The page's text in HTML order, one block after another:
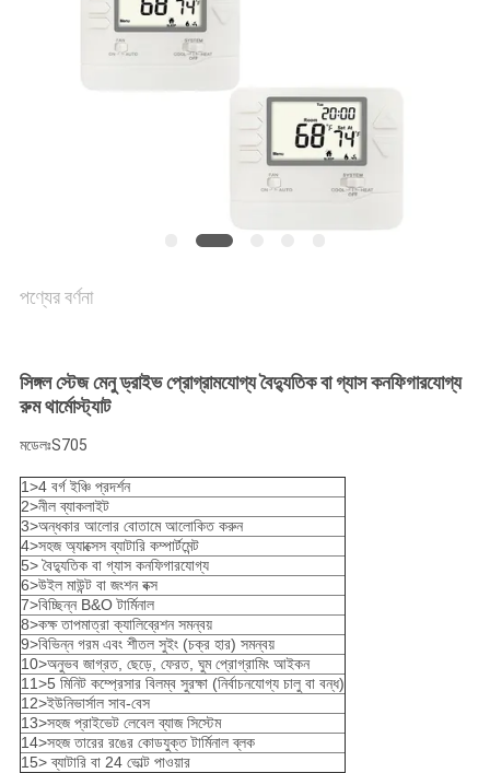
পণ্যের বর্ণনা
সিঙ্গল স্টেজ মেনু ড্রাইভ প্রোগ্রামযোগ্য বৈদ্যুতিক বা গ্যাস কনফিগারযোগ্য
রুম থার্মোস্ট্যাট
মডেলঃS705
1>4 বর্গ ইঞ্চি প্রদর্শন
2>নীল ব্যাকলাইট
3>অন্ধকার আলোর বোতামে আলোকিত করুন
4>সহজ অ্যাক্সেস ব্যাটারি কম্পার্টমেন্ট
5> বৈদ্যুতিক বা গ্যাস কনফিগারযোগ্য
6>উইল মাউন্ট বা জংশন বক্স
7>বিচ্ছিন্ন B&O টার্মিনাল
8>কক্ষ তাপমাত্রা ক্যালিব্রেশন সমন্বয়
9>বিভিন্ন গরম এবং শীতল সুইং (চক্র হার) সমন্বয়
10>অনুভব জাগ্রত, ছেড়ে, ফেরত, ঘুম প্রোগ্রামিং আইকন
11>5 মিনিট কম্প্রেসার বিলম্ব সুরক্ষা (নির্বাচনযোগ্য চালু বা বন্ধ)
12>ইউনিভার্সাল সাব-বেস
13>সহজ প্রাইভেট লেবেল ব্যাজ সিস্টেম
14>সহজ তারের রঙের কোডযুক্ত টার্মিনাল ব্লক
15> ব্যাটারি বা 24 ভোল্ট পাওয়ার